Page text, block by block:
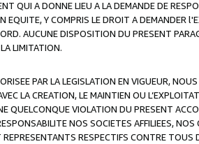
QUI A DONNE LIEU A LA DEMANDE DE
EQUITE, Y COMPRIS LE DROIT A DEMANDER
AUCUNE DISPOSITION DU PRESENT
LIMITATION.
PAR LA LEGISLATION EN VIGUEUR,
LA CREATION, LE MAINTIEN OU
QUELCONQUE VIOLATION DU PRESENT
NOS SOCIETES AFFILIEES,
RESPECTIFS CONTRE